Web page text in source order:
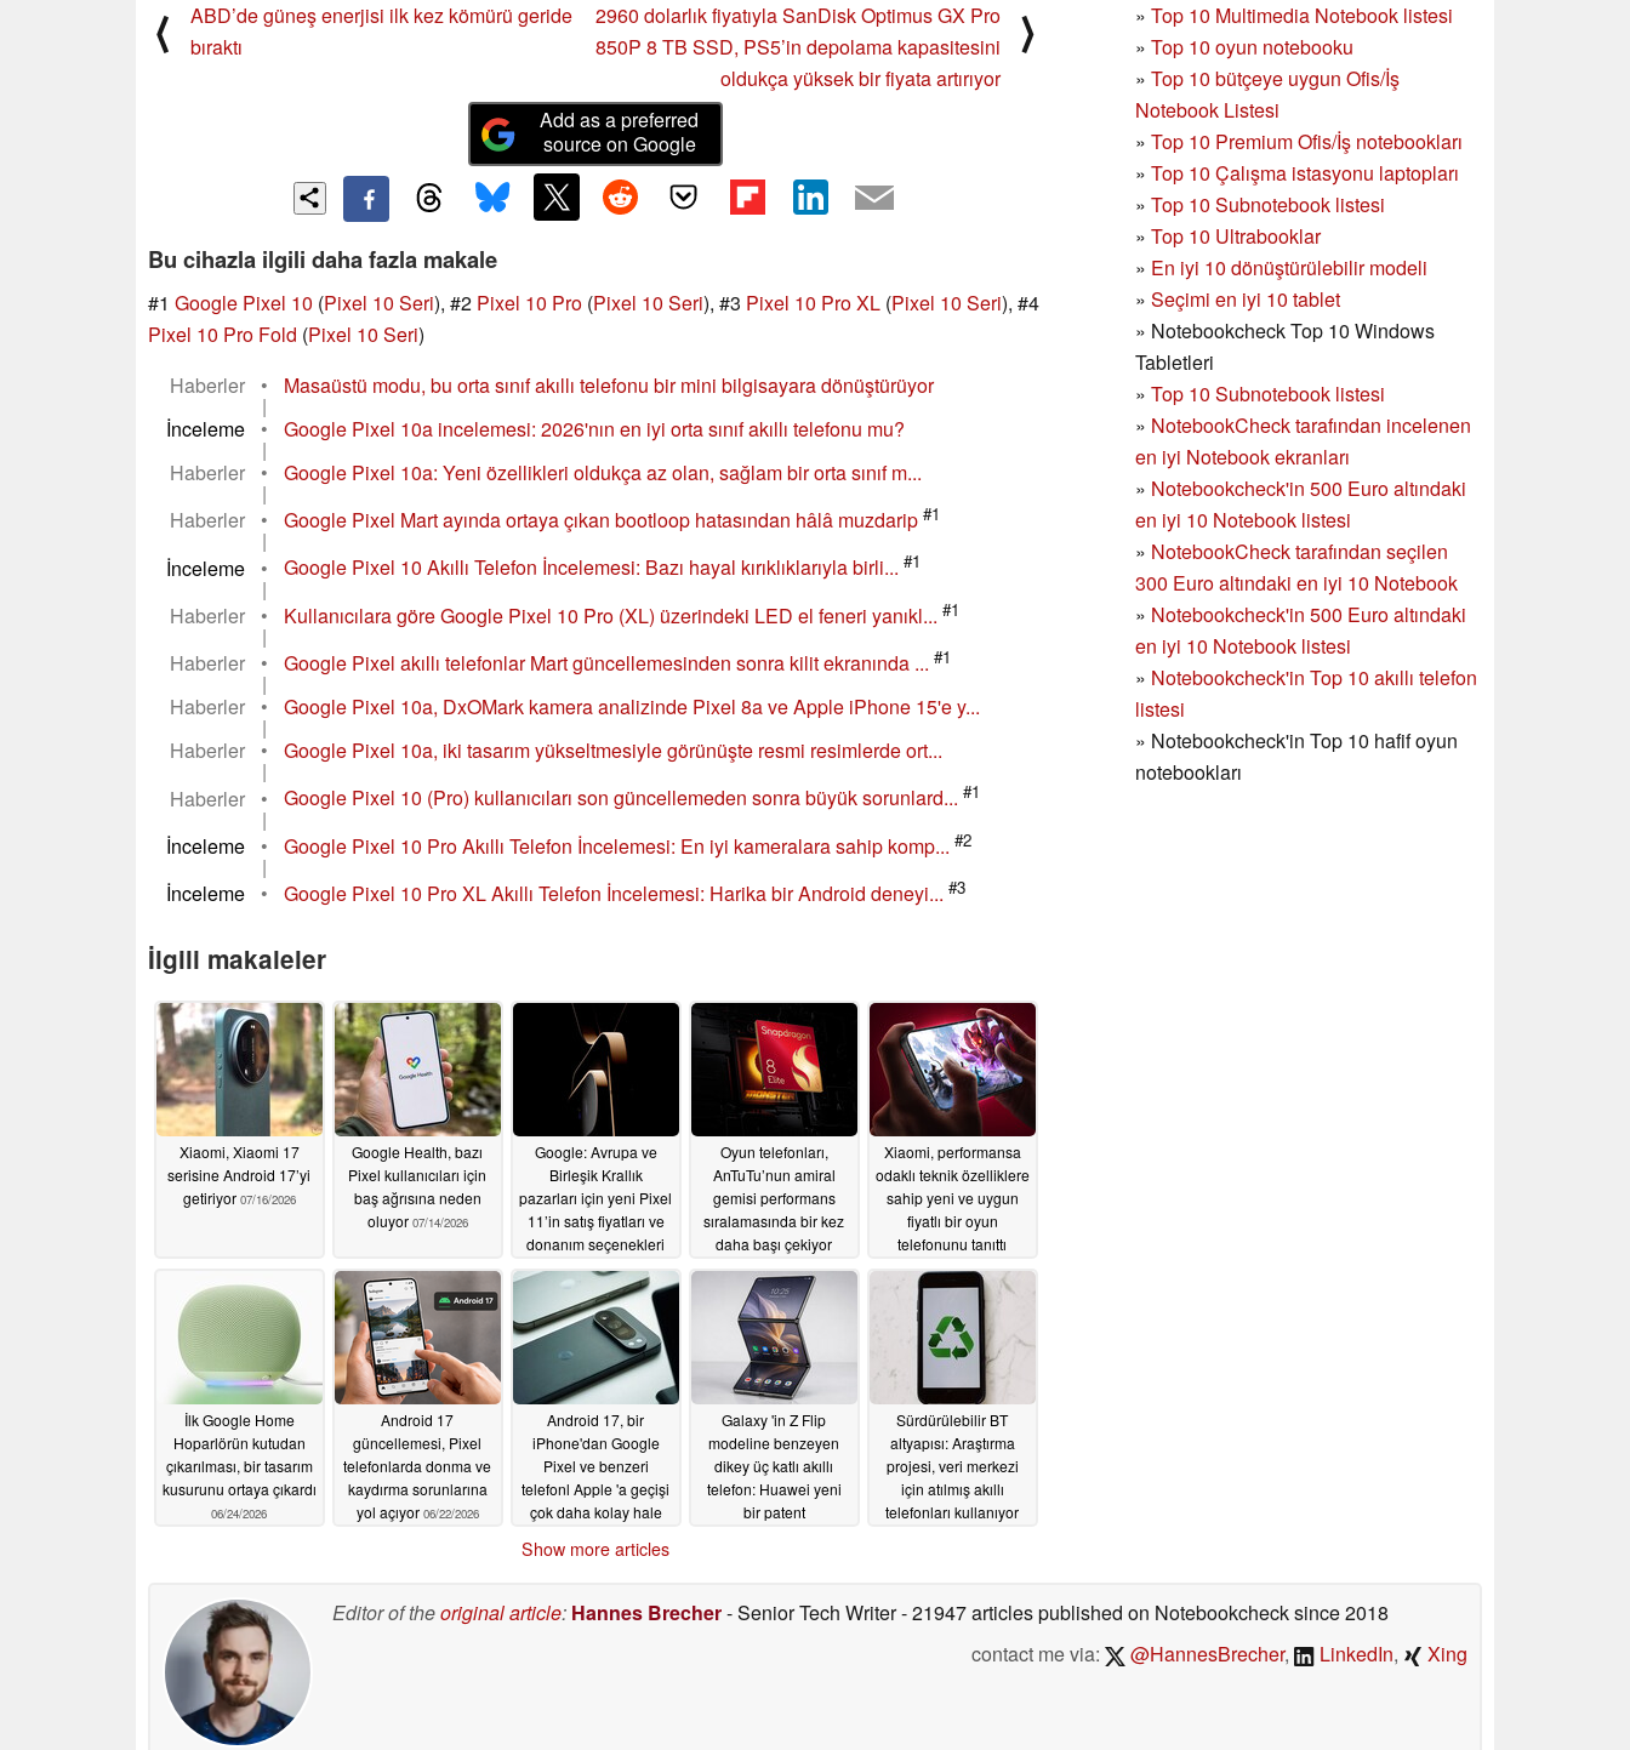
» Top 10 Multimedia Notebook listesi
» Top 10 oyun notebooku
» Top 10 bütçeye uygun Ofis/İş
Notebook Listesi
» Top 10 Premium Ofis/İş notebookları
» Top 10 Çalışma istasyonu laptopları
» Top 10 Subnotebook listesi
» Top 10 Ultrabooklar
» En iyi 10 dönüştürülebilir modeli
» Seçimi en iyi 10 tablet
» Notebookcheck Top 10 Windows
Tabletleri
» Top 10 Subnotebook listesi
» NotebookCheck tarafından incelenen
en iyi Notebook ekranları
» Notebookcheck'in 500 Euro altındaki
en iyi 10 Notebook listesi
» NotebookCheck tarafından seçilen
300 Euro altındaki en iyi 10 Notebook
» Notebookcheck'in 500 Euro altındaki
en iyi 10 Notebook listesi
» Notebookcheck'in Top 10 akıllı telefon
listesi
» Notebookcheck'in Top 10 hafif oyun
notebookları
⟨
ABD’de güneş enerjisi ilk kez kömürü geride
bıraktı
2960 dolarlık fiyatıyla SanDisk Optimus GX Pro
850P 8 TB SSD, PS5’in depolama kapasitesini
oldukça yüksek bir fiyata artırıyor
⟩
Add as a preferred
source on Google
Bu cihazla ilgili daha fazla makale
#1 Google Pixel 10 (Pixel 10 Seri), #2 Pixel 10 Pro (Pixel 10 Seri), #3 Pixel 10 Pro XL (Pixel 10 Seri), #4
Pixel 10 Pro Fold (Pixel 10 Seri)
Haberler
• Masaüstü modu, bu orta sınıf akıllı telefonu bir mini bilgisayara dönüştürüyor
|
İnceleme
• Google Pixel 10a incelemesi: 2026'nın en iyi orta sınıf akıllı telefonu mu?
|
Haberler
• Google Pixel 10a: Yeni özellikleri oldukça az olan, sağlam bir orta sınıf m...
|
Haberler
• Google Pixel Mart ayında ortaya çıkan bootloop hatasından hâlâ muzdarip #1
|
İnceleme
• Google Pixel 10 Akıllı Telefon İncelemesi: Bazı hayal kırıklıklarıyla birli... #1
|
Haberler
• Kullanıcılara göre Google Pixel 10 Pro (XL) üzerindeki LED el feneri yanıkl... #1
|
Haberler
• Google Pixel akıllı telefonlar Mart güncellemesinden sonra kilit ekranında ... #1
|
Haberler
• Google Pixel 10a, DxOMark kamera analizinde Pixel 8a ve Apple iPhone 15'e y...
|
Haberler
• Google Pixel 10a, iki tasarım yükseltmesiyle görünüşte resmi resimlerde ort...
|
Haberler
• Google Pixel 10 (Pro) kullanıcıları son güncellemeden sonra büyük sorunlard... #1
|
İnceleme
• Google Pixel 10 Pro Akıllı Telefon İncelemesi: En iyi kameralara sahip komp... #2
|
İnceleme
• Google Pixel 10 Pro XL Akıllı Telefon İncelemesi: Harika bir Android deneyi... #3
İlgili makaleler
Xiaomi, Xiaomi 17
serisine Android 17’yi
getiriyor 07/16/2026
Google Health, bazı
Pixel kullanıcıları için
baş ağrısına neden
oluyor 07/14/2026
Google: Avrupa ve
Birleşik Krallık
pazarları için yeni Pixel
11’in satış fiyatları ve
donanım seçenekleri
açıklandı07/08/2026
Oyun telefonları,
AnTuTu’nun amiral
gemisi performans
sıralamasında bir kez
daha başı çekiyor
07/03/2026
Xiaomi, performansa
odaklı teknik özelliklere
sahip yeni ve uygun
fiyatlı bir oyun
telefonunu tanıttı
06/25/2026
İlk Google Home
Hoparlörün kutudan
çıkarılması, bir tasarım
kusurunu ortaya çıkardı
06/24/2026
Android 17
güncellemesi, Pixel
telefonlarda donma ve
kaydırma sorunlarına
yol açıyor 06/22/2026
Android 17, bir
iPhone'dan Google
Pixel ve benzeri
telefonl Apple 'a geçişi
çok daha kolay hale
Galaxy 'in Z Flip
modeline benzeyen
dikey üç katlı akıllı
telefon: Huawei yeni
bir patent
Sürdürülebilir BT
altyapısı: Araştırma
projesi, veri merkezi
için atılmış akıllı
telefonları kullanıyor
Show more articles
Editor of theoriginal article: Hannes Brecher- Senior Tech Writer- 21947 articles published on Notebookchecksince 2018
contact me via:
@HannesBrecher, LinkedIn, Xing